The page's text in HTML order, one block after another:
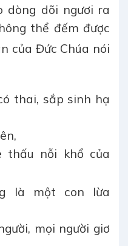
dòng dõi ngươi ra
thể đếm được
của Đức Chúa nói
thai, sắp sinh hạ
thấu nỗi khổ của
là một con lừa
mọi người giơ